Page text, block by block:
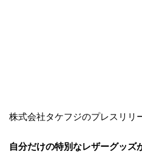
株式会社タケフジのプレスリリ
自分だけの特別なレザーグッズ